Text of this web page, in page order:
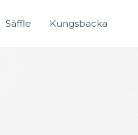
Säffle Kungsbacka